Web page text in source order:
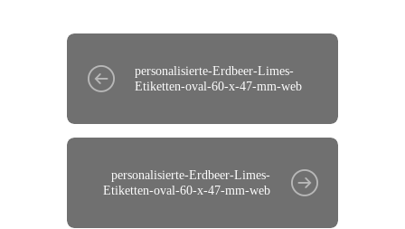
personalisierte-Erdbeer-Limes-
Etiketten-oval-60-x-47-mm-web
personalisierte-Erdbeer-Limes-
Etiketten-oval-60-x-47-mm-web